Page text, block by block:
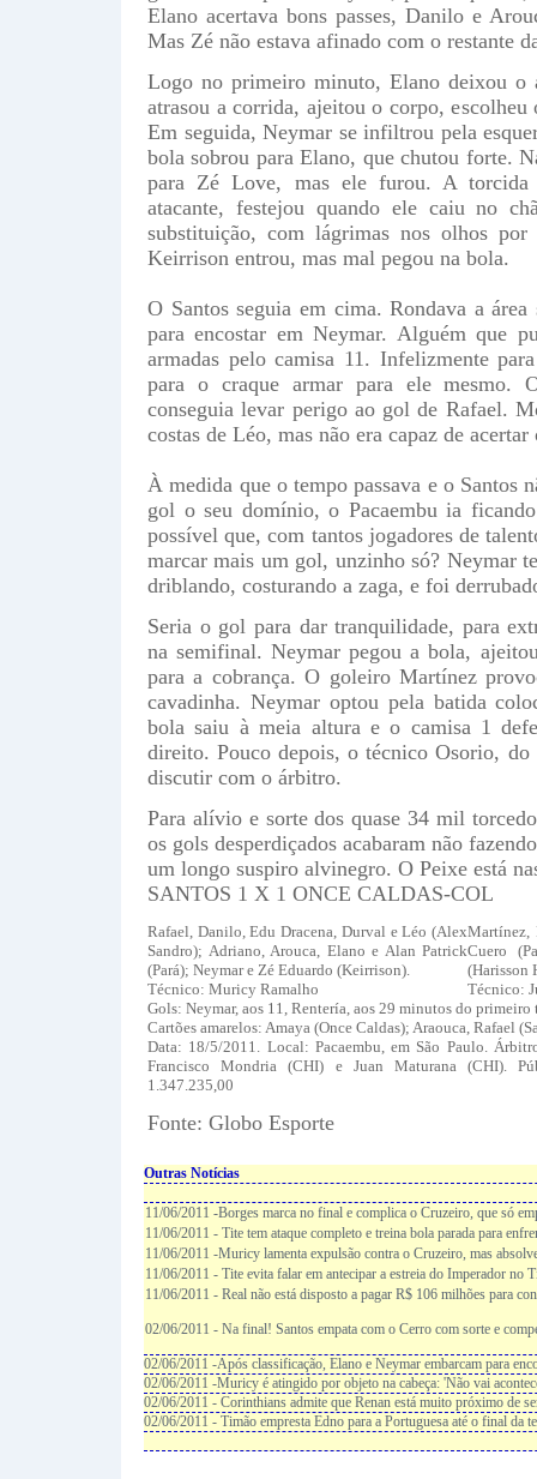
Elano acertava bons passes, Danilo e
Mas Zé não estava afinado com o restante
Logo no primeiro minuto, Elano deixou o
atrasou a corrida, ajeitou o corpo,
Em seguida, Neymar se infiltrou pela
bola sobrou para Elano, que chutou forte.
para Zé Love, mas ele furou. A torcida
atacante, festejou quando ele caiu no
substituição, com lágrimas nos olhos por
Keirrison entrou, mas mal pegou na bola.
O Santos seguia em cima. Rondava a
para encostar em Neymar. Alguém que
armadas pelo camisa 11. Infelizmente
para o craque armar para ele mesmo.
conseguia levar perigo ao gol de Rafael.
costas de Léo, mas não era capaz de acertar
À medida que o tempo passava e o Santos
gol o seu domínio, o Pacaembu ia
possível que, com tantos jogadores de
marcar mais um gol, unzinho só? Neymar
driblando, costurando a zaga, e foi
Seria o gol para dar tranquilidade, para
na semifinal. Neymar pegou a bola,
para a cobrança. O goleiro Martínez
cavadinha. Neymar optou pela batida
bola saiu à meia altura e o camisa 1
direito. Pouco depois, o técnico Osorio,
discutir com o árbitro.
Para alívio e sorte dos quase 34 mil
os gols desperdiçados acabaram não
um longo suspiro alvinegro. O Peixe está
SANTOS 1 X 1 ONCE CALDAS-COL
Rafael, Danilo, Edu Dracena, Durval e Léo (Alex
Sandro); Adriano, Arouca, Elano e Alan Patrick
(Pará); Neymar e Zé Eduardo (Keirrison).
Martínez,
Cuero
(Harisson
Técnico: Muricy Ramalho
Técnico:
Gols: Neymar, aos 11, Rentería, aos 29 minutos do primeiro
Cartões amarelos: Amaya (Once Caldas); Araouca, Rafael
Data: 18/5/2011. Local: Pacaembu, em São Paulo.
Francisco Mondria (CHI) e Juan Maturana (CHI).
1.347.235,00
Fonte: Globo Esporte
Outras Notícias
11/06/2011 -Borges marca no final e complica o Cruzeiro, que só
11/06/2011 - Tite tem ataque completo e treina bola parada para
11/06/2011 -Muricy lamenta expulsão contra o Cruzeiro, mas
11/06/2011 - Tite evita falar em antecipar a estreia do Imperador no
11/06/2011 - Real não está disposto a pagar R$ 106 milhões para
02/06/2011 - Na final! Santos empata com o Cerro com sorte e
02/06/2011 -Após classificação, Elano e Neymar embarcam para
02/06/2011 -Muricy é atingido por objeto na cabeça: 'Não vai
02/06/2011 - Corinthians admite que Renan está muito próximo de
02/06/2011 - Timão empresta Edno para a Portuguesa até o final da